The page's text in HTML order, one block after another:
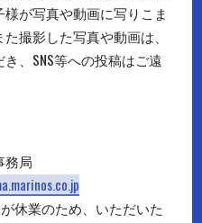
が写真や動画に写りこま
撮影した写真や動画は、
、SNS等への投稿はご遠
務局
休業のため、いただいた